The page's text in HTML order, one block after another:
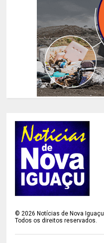
©2026 Notícias de Nova Iguaçu
Todos os direitos reservados.